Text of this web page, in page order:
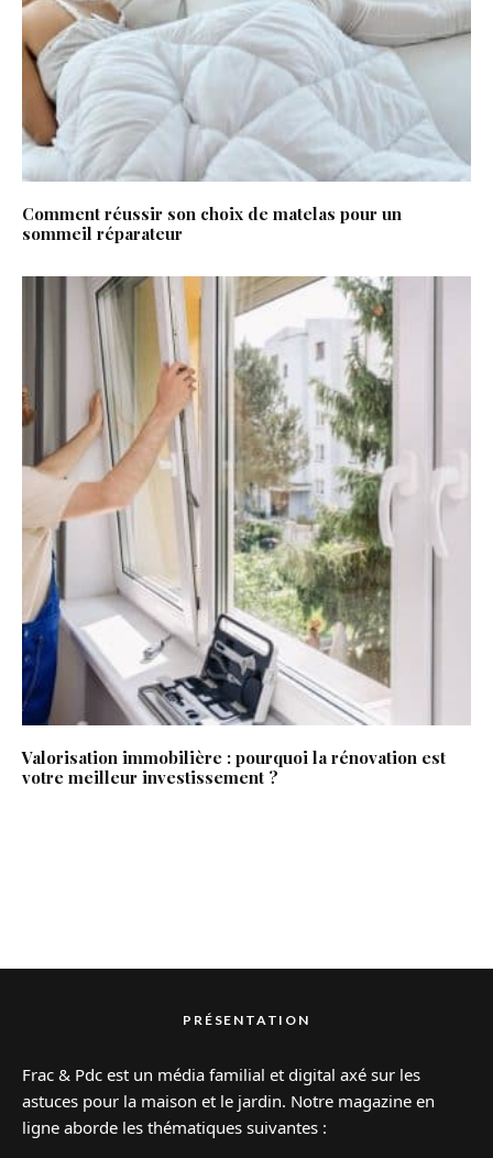
Comment réussir son choix de matelas pour un
sommeil réparateur
Valorisation immobilière : pourquoi la rénovation est
votre meilleur investissement ?
PRÉSENTATION
Frac & Pdc est un média familial et digital axé sur les
astuces pour la maison et le jardin. Notre magazine en
ligne aborde les thématiques suivantes :